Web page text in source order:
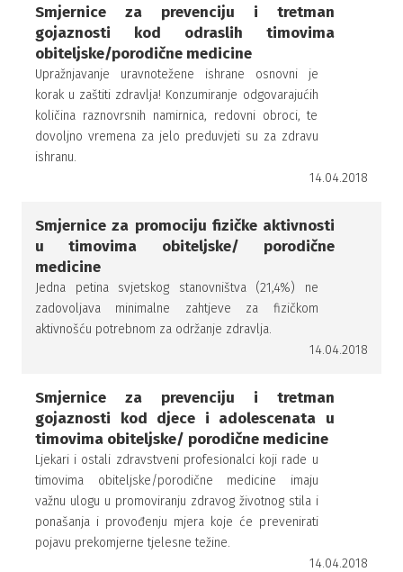
Smjernice za prevenciju i tretman
gojaznosti kod odraslih timovima
obiteljske/porodične medicine
Upražnjavanje uravnotežene ishrane osnovni je
korak u zaštiti zdravlja! Konzumiranje odgovarajućih
količina raznovrsnih namirnica, redovni obroci, te
dovoljno vremena za jelo preduvjeti su za zdravu
ishranu.
14.04.2018
Smjernice za promociju fizičke aktivnosti
u timovima obiteljske/ porodične
medicine
Jedna petina svjetskog stanovništva (21,4%) ne
zadovoljava minimalne zahtjeve za fizičkom
aktivnošću potrebnom za održanje zdravlja.
14.04.2018
Smjernice za prevenciju i tretman
gojaznosti kod djece i adolescenata u
timovima obiteljske/ porodične medicine
Ljekari i ostali zdravstveni profesionalci koji rade u
timovima obiteljske/porodične medicine imaju
važnu ulogu u promoviranju zdravog životnog stila i
ponašanja i provođenju mjera koje će prevenirati
pojavu prekomjerne tjelesne težine.
14.04.2018